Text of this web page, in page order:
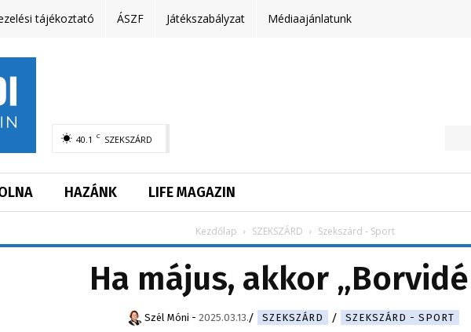
tájékoztató ÁSZF Játékszabályzat Médiaajánlatunk
40.1 C SZEKSZÁRD
HAZÁNK LIFE MAGAZIN
Kezdőlap SZEKSZÁRD Szekszárd - Sport
Ha május, akkor
Szél Móni - 2025.03.13. SZEKSZÁRD SZEKSZÁRD - SPORT